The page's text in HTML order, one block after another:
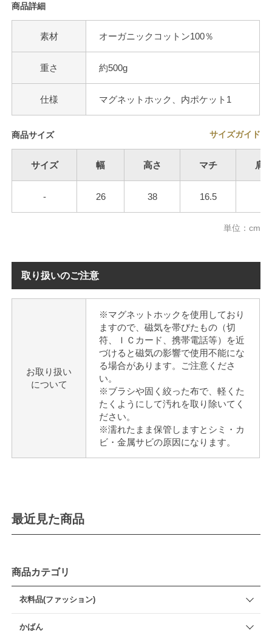
商品詳細
素材 オーガニックコットン100％
重さ 約500g
仕様 マグネットホック、内ポケット1
商品サイズ サイズガイド
サイズ 幅 高さ マチ 肩
- 26 38 16.5
単位：cm
取り扱いのご注意
お取り扱い
について
※マグネットホックを使用しており
ますので、磁気を帯びたもの（切
符、ＩＣカード、携帯電話等）を近
づけると磁気の影響で使用不能にな
る場合があります。ご注意くださ
い。
※ブラシや固く絞った布で、軽くた
たくようにして汚れを取り除いてく
ださい。
※濡れたまま保管しますとシミ・カ
ビ・金属サビの原因になります。
最近見た商品
商品カテゴリ
衣料品(ファッション)
かばん